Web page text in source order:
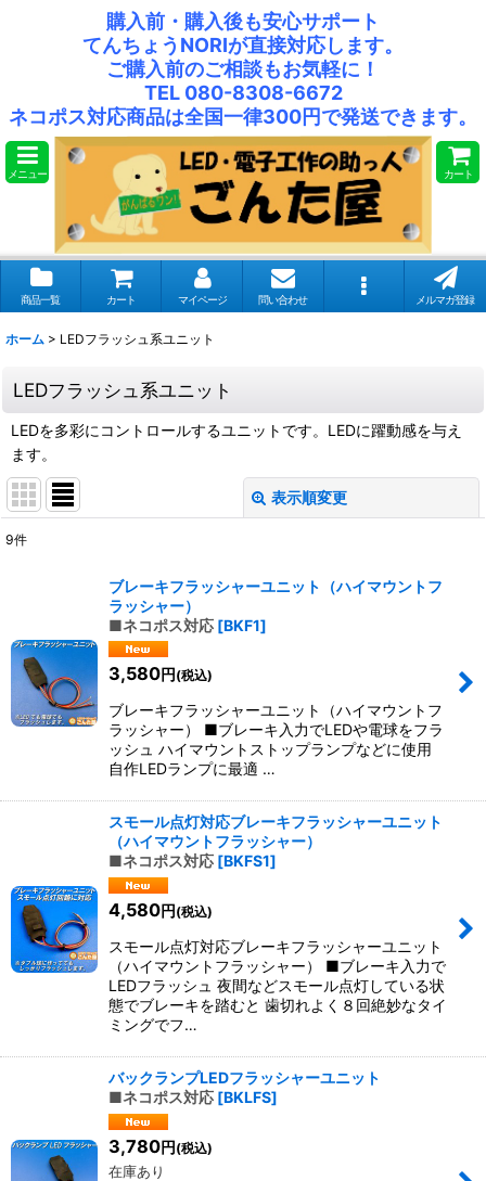
購入前・購入後も安心サポート
てんちょうNORIが直接対応します。
ご購入前のご相談もお気軽に！
TEL 080-8308-6672
ネコポス対応商品は全国一律300円で発送できます。
メニュー カート
商品一覧 カート マイページ 問い合わせ メルマガ登録
ホーム > LEDフラッシュ系ユニット
LEDフラッシュ系ユニット
LEDを多彩にコントロールするユニットです。LEDに躍動感を与え
ます。
表示順変更
9件
ブレーキフラッシャーユニット（ハイマウントフ
ラッシャー）
■ネコポス対応 [BKF1]
3,580円 (税込)
ブレーキフラッシャーユニット（ハイマウントフ
ラッシャー） ■ブレーキ入力でLEDや電球をフラ
ッシュ ハイマウントストップランプなどに使用
自作LEDランプに最適 …
スモール点灯対応ブレーキフラッシャーユニット
（ハイマウントフラッシャー）
■ネコポス対応 [BKFS1]
4,580円 (税込)
スモール点灯対応ブレーキフラッシャーユニット
（ハイマウントフラッシャー） ■ブレーキ入力で
LEDフラッシュ 夜間などスモール点灯している状
態でブレーキを踏むと 歯切れよく８回絶妙なタイ
ミングでフ…
バックランプLEDフラッシャーユニット
■ネコポス対応 [BKLFS]
3,780円(税込)
在庫あり